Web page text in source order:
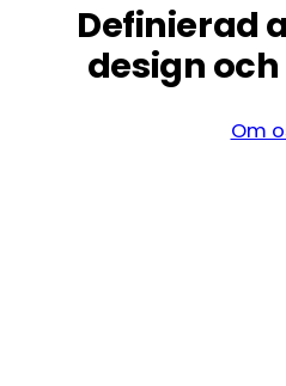
Definierad
design
Om